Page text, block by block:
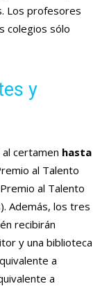
Los profesores
colegios sólo
y
certamen hasta
al Talento
al Talento
Además, los tres
recibirán
y una biblioteca
a
a